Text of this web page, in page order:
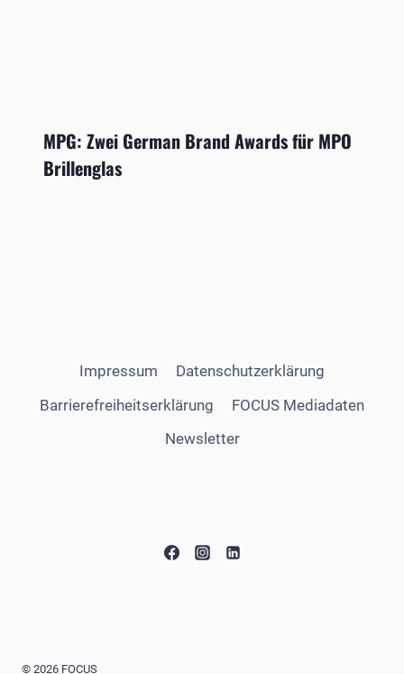
MPG: Zwei German Brand Awards für MPO
Brillenglas
Impressum
Datenschutzerklärung
Barrierefreiheitserklärung
FOCUS Mediadaten
Newsletter
© 2026 FOCUS